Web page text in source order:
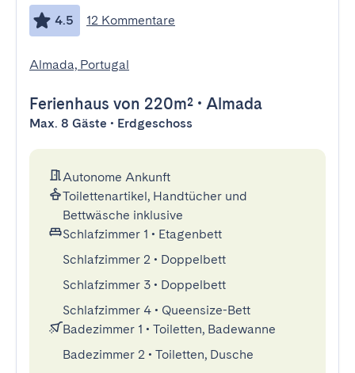
4.5 12 Kommentare
Almada, Portugal
Ferienhaus von 220m² • Almada
Max. 8 Gäste • Erdgeschoss
Autonome Ankunft
Toilettenartikel, Handtücher und
Bettwäsche inklusive
Schlafzimmer 1 • Etagenbett
Schlafzimmer 2 • Doppelbett
Schlafzimmer 3 • Doppelbett
Schlafzimmer 4 • Queensize-Bett
Badezimmer 1 • Toiletten, Badewanne
Badezimmer 2 • Toiletten, Dusche